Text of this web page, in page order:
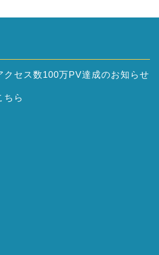
クセス数100万PV達成のお知らせ
ちら